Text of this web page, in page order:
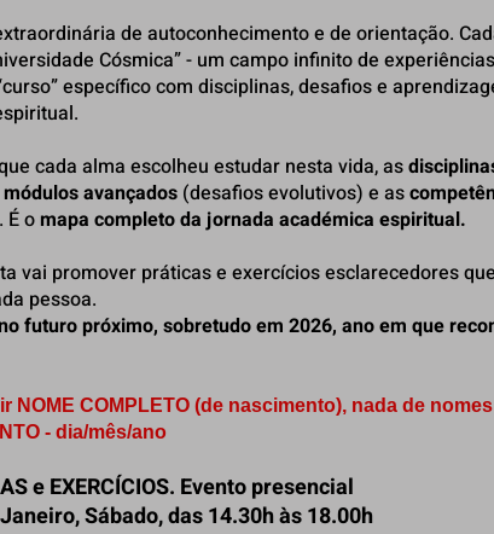
de autoconhecimento e de orientação.
Cósmica” - um campo infinito de experiências
específico com disciplinas, desafios e
cada alma escolheu estudar nesta vida, as
módulos avançados (desafios evolutivos) e as
É o mapa completo da jornada académica espiritual.
vai promover práticas e exercícios esclarecedores
pessoa.
futuro próximo, sobretudo em 2026, ano em que
NOME COMPLETO (de nascimento), nada de nomes
- dia/mês/ano
e EXERCÍCIOS. Evento presencial
Sábado, das 14.30h às 18.00h